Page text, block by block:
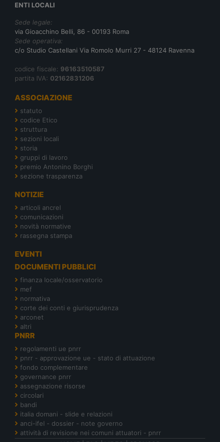
ENTI LOCALI
Sede legale:
via Gioacchino Belli, 86 - 00193 Roma
Sede operativa:
c/o Studio Castellani Via Romolo Murri 27 - 48124 Ravenna
codice fiscale: 96163510587
partita IVA: 02162831206
ASSOCIAZIONE
statuto
codice Etico
struttura
sezioni locali
storia
gruppi di lavoro
premio Antonino Borghi
sezione trasparenza
NOTIZIE
articoli ancrel
comunicazioni
novità normative
rassegna stampa
EVENTI
DOCUMENTI PUBBLICI
finanza locale/osservatorio
mef
normativa
corte dei conti e giurisprudenza
arconet
altri
PNRR
regolamenti ue pnrr
pnrr - approvazione ue - stato di attuazione
fondo complementare
governance pnrr
assegnazione risorse
circolari
bandi
italia domani - slide e relazioni
anci-ifel - dossier - note governo
attività di revisione nei comuni attuatori - pnrr